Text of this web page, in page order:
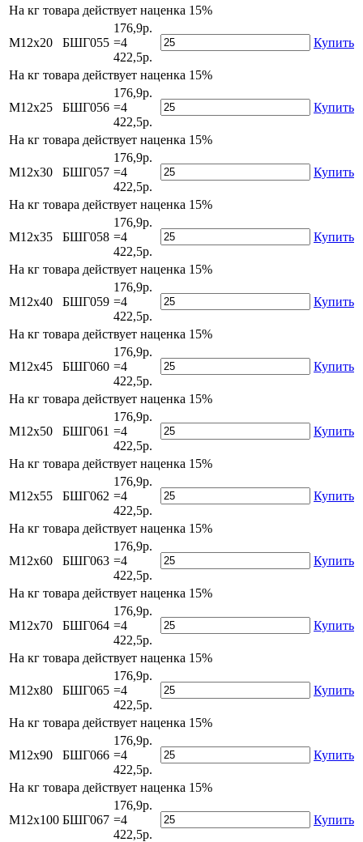
На кг товара действует наценка 15%
М12х20 БШГ055
176,9р.
=4
422,5р.
Купить
На кг товара действует наценка 15%
М12х25 БШГ056
176,9р.
=4
422,5р.
Купить
На кг товара действует наценка 15%
М12х30 БШГ057
176,9р.
=4
422,5р.
Купить
На кг товара действует наценка 15%
М12х35 БШГ058
176,9р.
=4
422,5р.
Купить
На кг товара действует наценка 15%
М12х40 БШГ059
176,9р.
=4
422,5р.
Купить
На кг товара действует наценка 15%
М12х45 БШГ060
176,9р.
=4
422,5р.
Купить
На кг товара действует наценка 15%
М12х50 БШГ061
176,9р.
=4
422,5р.
Купить
На кг товара действует наценка 15%
М12х55 БШГ062
176,9р.
=4
422,5р.
Купить
На кг товара действует наценка 15%
М12х60 БШГ063
176,9р.
=4
422,5р.
Купить
На кг товара действует наценка 15%
М12х70 БШГ064
176,9р.
=4
422,5р.
Купить
На кг товара действует наценка 15%
М12х80 БШГ065
176,9р.
=4
422,5р.
Купить
На кг товара действует наценка 15%
М12х90 БШГ066
176,9р.
=4
422,5р.
Купить
На кг товара действует наценка 15%
М12х100 БШГ067
176,9р.
=4
422,5р.
Купить